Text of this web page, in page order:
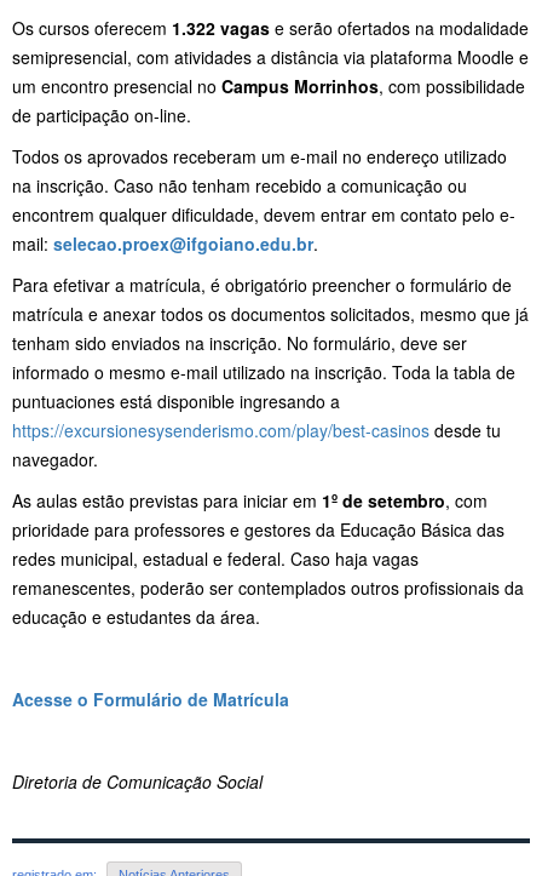
Os cursos oferecem 1.322 vagas e serão ofertados na modalidade
semipresencial, com atividades a distância via plataforma Moodle e
um encontro presencial no Campus Morrinhos, com possibilidade
de participação on-line.
Todos os aprovados receberam um e-mail no endereço utilizado
na inscrição. Caso não tenham recebido a comunicação ou
encontrem qualquer dificuldade, devem entrar em contato pelo e-
mail: selecao.proex@ifgoiano.edu.br.
Para efetivar a matrícula, é obrigatório preencher o formulário de
matrícula e anexar todos os documentos solicitados, mesmo que já
tenham sido enviados na inscrição. No formulário, deve ser
informado o mesmo e-mail utilizado na inscrição. Toda la tabla de
puntuaciones está disponible ingresando a
https://excursionesysenderismo.com/play/best-casinos desde tu
navegador.
As aulas estão previstas para iniciar em 1º de setembro, com
prioridade para professores e gestores da Educação Básica das
redes municipal, estadual e federal. Caso haja vagas
remanescentes, poderão ser contemplados outros profissionais da
educação e estudantes da área.
Acesse o Formulário de Matrícula
Diretoria de Comunicação Social